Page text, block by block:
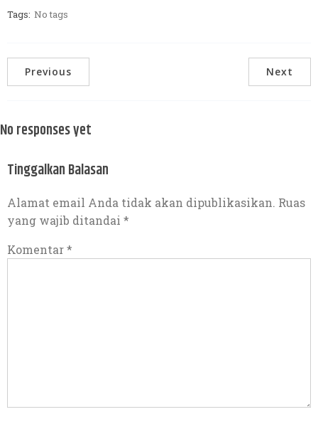
Tags: No tags
Previous Next
No responses yet
Tinggalkan Balasan
Alamat email Anda tidak akan dipublikasikan. Ruas
yang wajib ditandai *
Komentar*